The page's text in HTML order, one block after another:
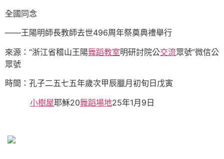
全國同念
——王陽明師長教師去世496周年祭奠典禮舉行
來源：“浙江省稽山王陽舞蹈教室明研討院公交流眾號”微信公
眾號
時間：孔子二五七五年歲次甲辰臘月初旬日戊寅
小樹屋耶穌20舞蹈場地25年1月9日